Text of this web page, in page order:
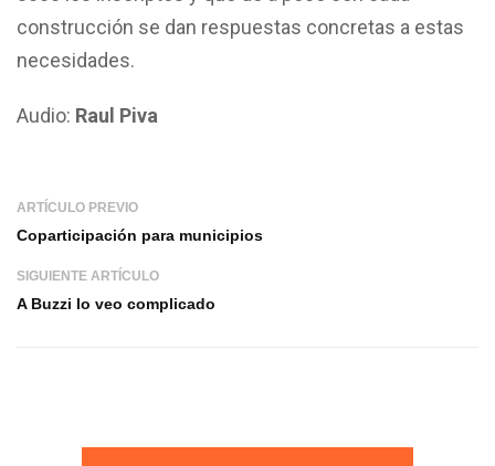
construcción se dan respuestas concretas a estas
necesidades.
Audio: Raul Piva
ARTÍCULO PREVIO
Coparticipación para municipios
SIGUIENTE ARTÍCULO
A Buzzi lo veo complicado